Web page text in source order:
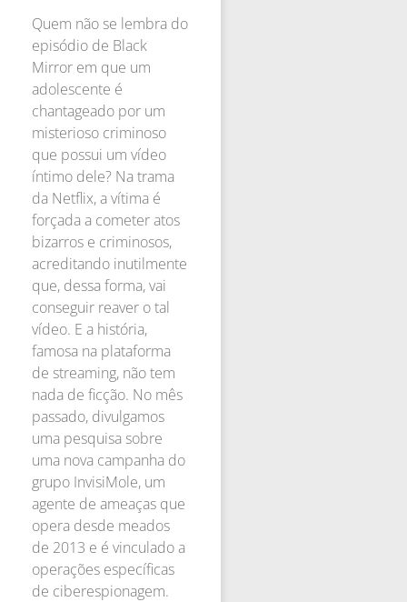
Quem não se lembra do
episódio de Black
Mirror em que um
adolescente é
chantageado por um
misterioso criminoso
que possui um vídeo
íntimo dele? Na trama
da Netflix, a vítima é
forçada a cometer atos
bizarros e criminosos,
acreditando inutilmente
que, dessa forma, vai
conseguir reaver o tal
vídeo. E a história,
famosa na plataforma
de streaming, não tem
nada de ficção. No mês
passado, divulgamos
uma pesquisa sobre
uma nova campanha do
grupo InvisiMole, um
agente de ameaças que
opera desde meados
de 2013 e é vinculado a
operações específicas
de ciberespionagem.